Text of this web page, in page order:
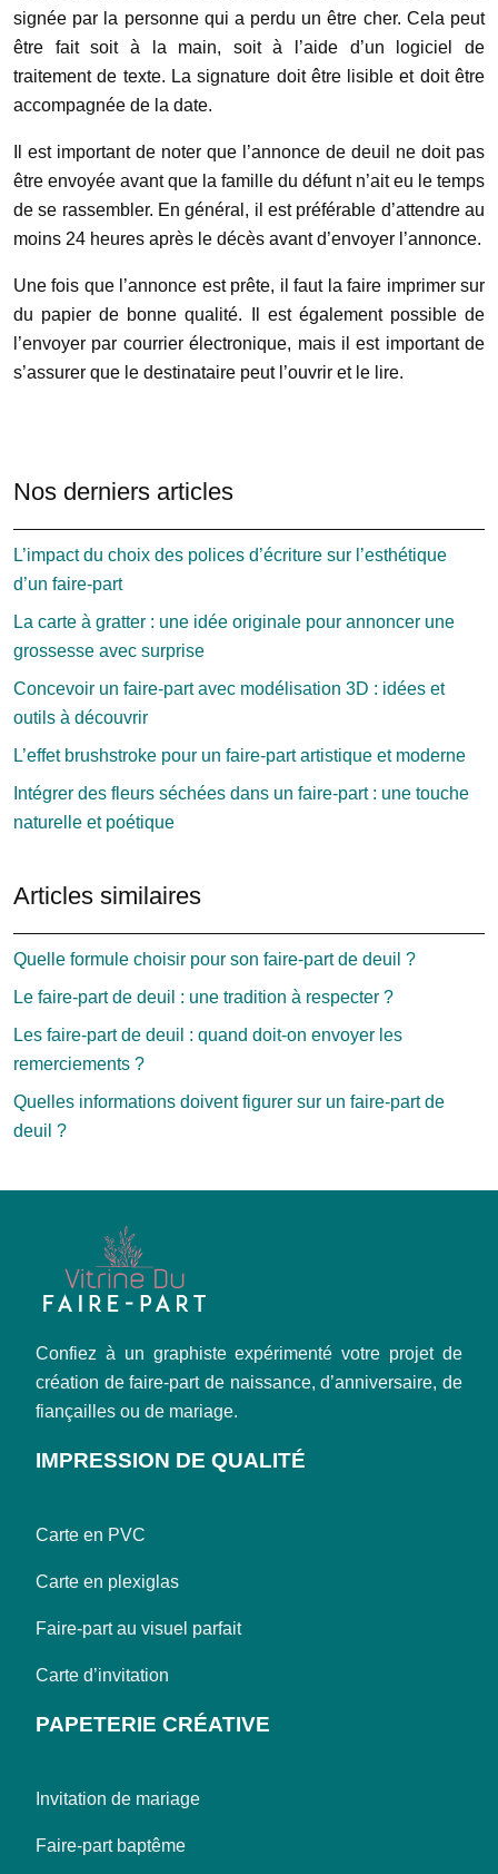
signée par la personne qui a perdu un être cher. Cela peut
être fait soit à la main, soit à l’aide d’un logiciel de
traitement de texte. La signature doit être lisible et doit être
accompagnée de la date.
Il est important de noter que l’annonce de deuil ne doit pas
être envoyée avant que la famille du défunt n’ait eu le temps
de se rassembler. En général, il est préférable d’attendre au
moins 24 heures après le décès avant d’envoyer l’annonce.
Une fois que l’annonce est prête, il faut la faire imprimer sur
du papier de bonne qualité. Il est également possible de
l’envoyer par courrier électronique, mais il est important de
s’assurer que le destinataire peut l’ouvrir et le lire.
Nos derniers articles
L’impact du choix des polices d’écriture sur l’esthétique
d’un faire-part
La carte à gratter : une idée originale pour annoncer une
grossesse avec surprise
Concevoir un faire-part avec modélisation 3D : idées et
outils à découvrir
L’effet brushstroke pour un faire-part artistique et moderne
Intégrer des fleurs séchées dans un faire-part : une touche
naturelle et poétique
Articles similaires
Quelle formule choisir pour son faire-part de deuil ?
Le faire-part de deuil : une tradition à respecter ?
Les faire-part de deuil : quand doit-on envoyer les
remerciements ?
Quelles informations doivent figurer sur un faire-part de
deuil ?
Confiez à un graphiste expérimenté votre projet de
création de faire-part de naissance, d’anniversaire, de
fiançailles ou de mariage.
IMPRESSION DE QUALITÉ
Carte en PVC
Carte en plexiglas
Faire-part au visuel parfait
Carte d’invitation
PAPETERIE CRÉATIVE
Invitation de mariage
Faire-part baptême